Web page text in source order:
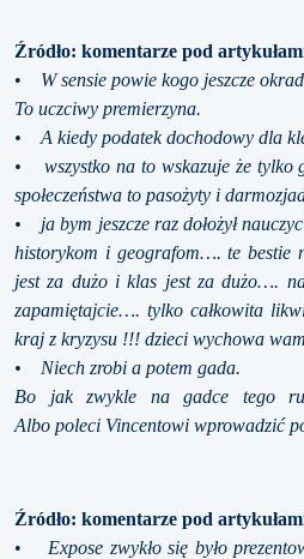
Źródło: komentarze pod
• W sensie powie kogo jeszcze
To uczciwy premierzyna.
• A kiedy podatek dochodowy dla
• wszystko na to wskazuje że tylko
społeczeństwa to pasożyty i
• ja bym jeszcze raz dołożył
historykom i geografom…. te bestie
jest za dużo i klas jest za dużo….
zapamiętajcie…. tylko całkowita
kraj z kryzysu !!! dzieci wychowa
• Niech zrobi a potem gada.
Bo jak zwykle na gadce tego
Albo poleci Vincentowi wprowadzić
Źródło: komentarze pod
• Expose zwykło się było